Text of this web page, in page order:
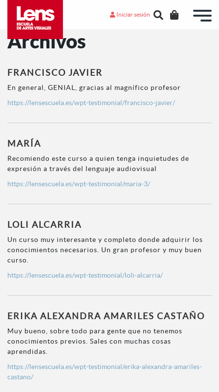
Iniciar sesión
Archivos
FRANCISCO JAVIER
En general, GENIAL, gracias al magnífico profesor
https://lensescuela.es/wpt-testimonial/francisco-javier/
MARÍA
Recomiendo este curso a quien tenga inquietudes de
expresión a través del lenguaje audiovisual
https://lensescuela.es/wpt-testimonial/maria-3/
LOLI ALCARRIA
Un curso muy interesante y completo donde adquirir los
conocimientos necesarios. Un gran profesor y muy buen
curso.
https://lensescuela.es/wpt-testimonial/loli-alcarria/
ERIKA ALEXANDRA AMARILES CASTAÑO
Muy bueno, sobre todo para gente que no tenemos
conocimientos previos. Sales con muchas cosas
aprendidas.
https://lensescuela.es/wpt-testimonial/erika-alexandra-amariles-
castano/